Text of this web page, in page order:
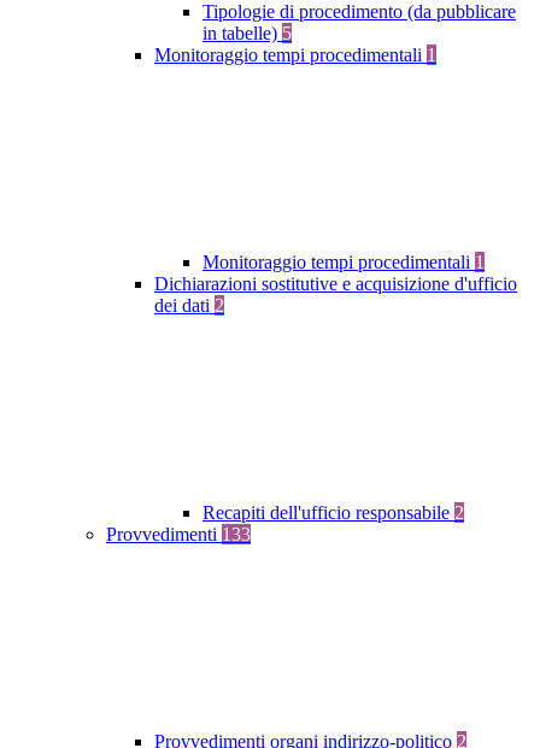
Tipologie di procedimento (da pubblicare
in tabelle) 5
Monitoraggio tempi procedimentali 1
Monitoraggio tempi procedimentali 1
Dichiarazioni sostitutive e acquisizione d'ufficio
dei dati 2
Recapiti dell'ufficio responsabile 2
Provvedimenti 133
Provvedimenti organi indirizzo-politico 2